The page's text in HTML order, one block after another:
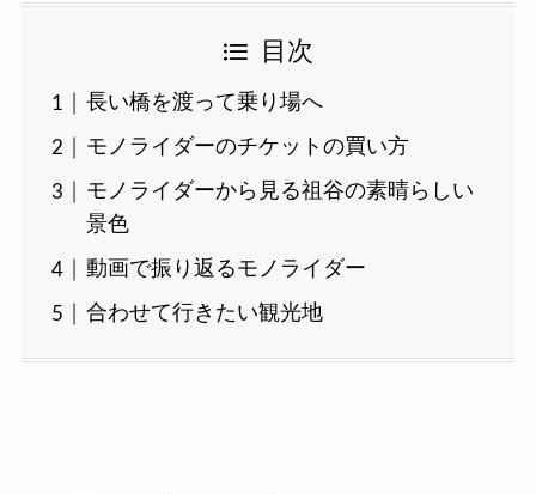
目次
長い橋を渡って乗り場へ
モノライダーのチケットの買い方
モノライダーから見る祖谷の素晴らしい
景色
動画で振り返るモノライダー
合わせて行きたい観光地